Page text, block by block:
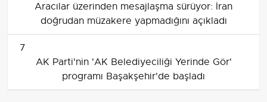
Aracılar üzerinden mesajlaşma sürüyor: İran
doğrudan müzakere yapmadığını açıkladı
7
AK Parti'nin 'AK Belediyeciliği Yerinde Gör'
programı Başakşehir'de başladı